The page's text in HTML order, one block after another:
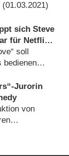
(01.03.2021)
sich Steve
für Netflix-
soll
bedienen
Jurorin
von